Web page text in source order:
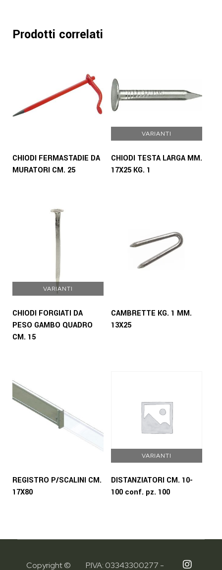
Prodotti correlati
CHIODI FERMASTADIE DA
MURATORI CM. 25
VARIANTI
CHIODI TESTA LARGA MM.
17X25 KG. 1
VARIANTI
CHIODI FORGIATI DA
PESO GAMBO QUADRO
CM. 15
CAMBRETTE KG. 1 MM.
13X25
REGISTRO P/SCALINI CM.
17X80
VARIANTI
DISTANZIATORI CM. 10-
100 conf. pz. 100
Copyright © P.IVA: 03343300277 -